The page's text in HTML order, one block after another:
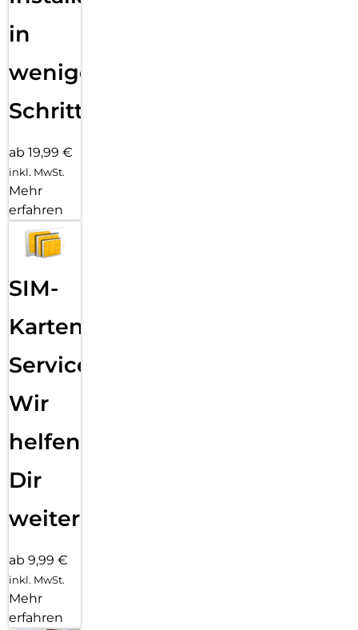
in
wenigen
Schritten
ab 19,99 €
inkl. MwSt.
Mehr
erfahren
SIM-
Karten
Service:
Wir
helfen
Dir
weiter
ab 9,99 €
inkl. MwSt.
Mehr
erfahren